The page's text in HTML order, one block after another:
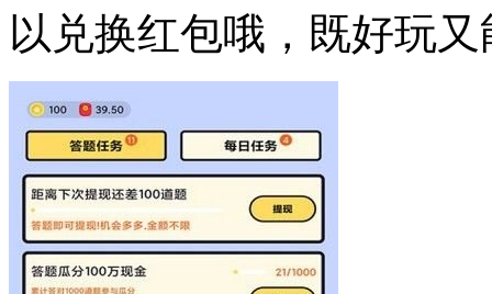
以兑换红包哦，既好玩